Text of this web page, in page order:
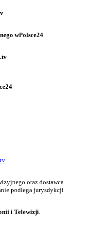
wPolsce24
oraz dostawca
podlega jurysdykcji
i Telewizji.